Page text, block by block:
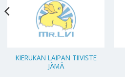
KIERUKAN LAIPAN TIIVISTE
JÄMÄ